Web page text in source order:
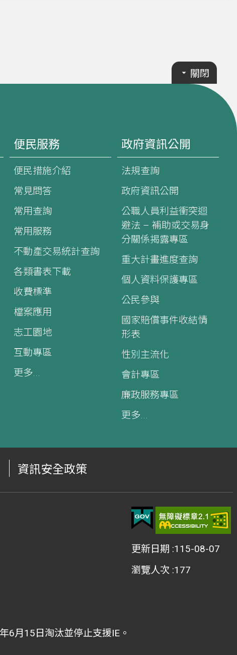
關閉
便民服務
便民措施介紹
常見問答
常用查詢
常用服務
不動產交易統計查詢
各類書表下載
收費標準
檔案應用
志工園地
互動專區
更多...
政府資訊公開
法規查詢
政府資訊公開
公職人員利益衝突迴
避法 – 補助或交易身
分關係揭露專區
重大計畫進度查詢
個人資料保護專區
公民參與
國家賠償事件收結情
形表
性別主流化
會計專區
廉政服務專區
更多...
資訊安全政策
6月15日淘汰並停止支援IE。
更新日期 115-08-07
瀏覽人次 177